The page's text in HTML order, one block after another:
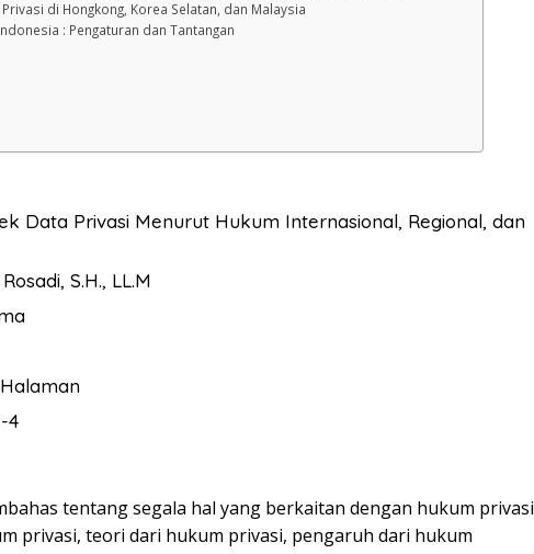
di Hongkong, Korea Selatan, dan Malaysia
: Pengaturan dan Tantangan
Data Privasi Menurut Hukum Internasional, Regional, dan
S.H., LL.M
4
tentang segala hal yang berkaitan dengan hukum privasi
privasi, teori dari hukum privasi, pengaruh dari hukum